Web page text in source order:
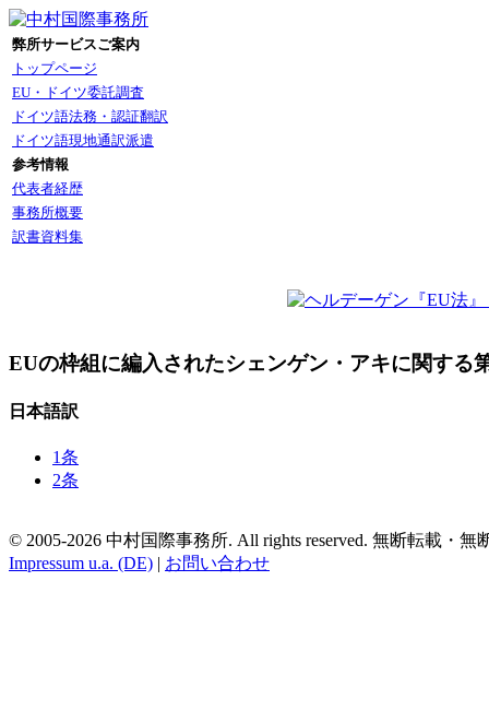
弊所サービスご案内
トップページ
EU・ドイツ委託調査
ドイツ語法務・認証翻訳
ドイツ語現地通訳派遣
参考情報
代表者経歴
事務所概要
訳書資料集
EUの枠組に編入されたシェンゲン・アキに関する
日本語訳
1条
2条
© 2005-2026 中村国際事務所. All rights reserved. 無断転載・
Impressum u.a. (DE) | お問い合わせ